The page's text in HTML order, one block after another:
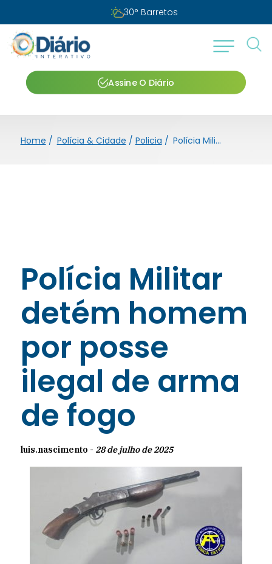
30°Barretos
Assine O Diário
Home / Polícia & Cidade / Policia / Polícia Militar detém homem por posse ilegal de arma de fogo
Polícia Militar
detém homem
por posse
ilegal de arma
de fogo
luis.nascimento - 28 de julho de 2025